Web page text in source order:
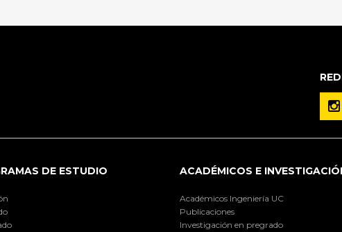
DE ESTUDIO ACADÉMICOS E
Académicos Ingeniería UC
Publicaciones
Investigación en pregrado